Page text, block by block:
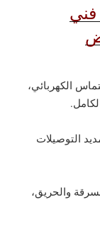
فني
الكهربائي،
التوصيلات
والحريق،